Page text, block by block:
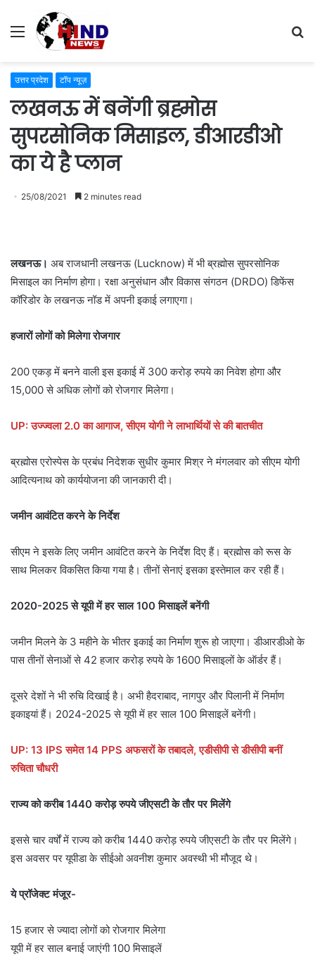
Menu
उत्तर प्रदेश टॉप न्यूज़
लखनऊ में बनेंगी ब्रह्मोस
सुपरसोनिक मिसाइल, डीआरडीओ
का ये है प्लान
25/08/2021 2 minutes read
लखनऊ। अब राजधानी लखनऊ (Lucknow) में भी ब्रह्मोस सुपरसोनिक
मिसाइल का निर्माण होगा। रक्षा अनुसंधान और विकास संगठन (DRDO) डिफेंस
कॉरिडोर के लखनऊ नॉड में अपनी इकाई लगाएगा।
हजारों लोगों को मिलेगा रोजगार
200 एकड़ में बनने वाली इस इकाई में 300 करोड़ रुपये का निवेश होगा और
15,000 से अधिक लोगों को रोजगार मिलेगा।
UP: उज्ज्वला 2.0 का आगाज, सीएम योगी ने लाभार्थियों से की बातचीत
ब्रह्मोस एरोस्पेस के प्रबंध निदेशक सुधीर कुमार मिश्र ने मंगलवार को सीएम योगी
आदित्यनाथ को कार्ययोजना की जानकारी दी।
जमीन आवंटित करने के निर्देश
सीएम ने इसके लिए जमीन आवंटित करने के निर्देश दिए हैं। ब्रह्मोस को रूस के
साथ मिलकर विकसित किया गया है। तीनों सेनाएं इसका इस्तेमाल कर रही हैं।
2020-2025 से यूपी में हर साल 100 मिसाइलें बनेंगी
जमीन मिलने के 3 महीने के भीतर इकाई का निर्माण शुरू हो जाएगा। डीआरडीओ के
पास तीनों सेनाओं से 42 हजार करोड़ रुपये के 1600 मिसाइलों के ऑर्डर हैं।
दूसरे देशों ने भी रुचि दिखाई है। अभी हैदराबाद, नागपुर और पिलानी में निर्माण
इकाइयां हैं। 2024-2025 से यूपी में हर साल 100 मिसाइलें बनेंगी।
UP: 13 IPS समेत 14 PPS अफसरों के तबादले, एडीसीपी से डीसीपी बनीं
रुचिता चौधरी
राज्य को करीब 1440 करोड़ रुपये जीएसटी के तौर पर मिलेंगे
इससे चार वर्षों में राज्य को करीब 1440 करोड़ रुपये जीएसटी के तौर पर मिलेंगे।
इस अवसर पर यूपीडा के सीईओ अवनीश कुमार अवस्थी भी मौजूद थे।
ये प्रॉजेक्ट मंजूर-
15 हजार से ज्यादा लोगों को रोजगार मिलेगा
यूपी में हर साल बनाई जाएंगी 100 मिसाइलें